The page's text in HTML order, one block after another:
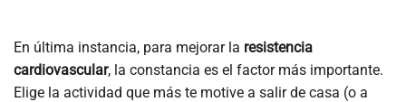
En última instancia, para mejorar la resistencia
cardiovascular, la constancia es el factor más importante.
Elige la actividad que más te motive a salir de casa (o a